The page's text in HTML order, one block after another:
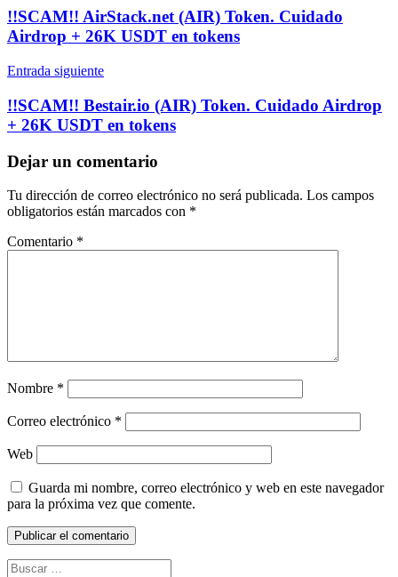
de
entradas
!!SCAM!! AirStack.net (AIR) Token. Cuidado
Airdrop + 26K USDT en tokens
Entrada siguiente
!!SCAM!! Bestair.io (AIR) Token. Cuidado Airdrop
+ 26K USDT en tokens
Dejar un comentario
Tu dirección de correo electrónico no será publicada. Los campos
obligatorios están marcados con *
Comentario *
Nombre *
Correo electrónico *
Web
Guarda mi nombre, correo electrónico y web en este navegador
para la próxima vez que comente.
Buscar: